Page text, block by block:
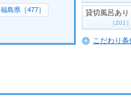
福島県［477］
貸切風呂あり
［201］
こだわり